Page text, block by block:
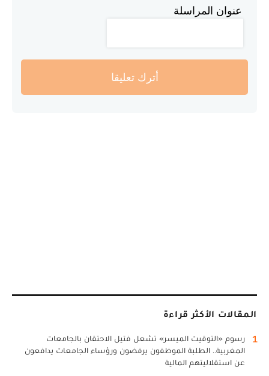
عنوان المراسلة
أترك تعليقا
المقالات الأكثر قراءة
1
رسوم «التوقيت الميسر» تشعل فتيل الاحتقان بالجامعات
المغربية.. الطلبة الموظفون يرفضون ورؤساء الجامعات يدافعون
عن استقلاليتهم المالية